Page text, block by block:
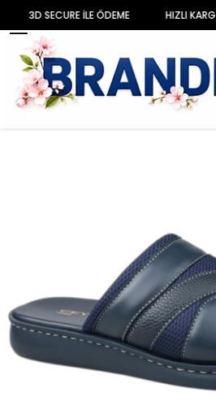
MENU
Anasayfa AYAKKABI ERKEK Sandalet & Terlik
Tam Anatomik Erkek Terlik CEYO.9968-10
3D SECURE İLE ÖDEME HIZLI KARGO